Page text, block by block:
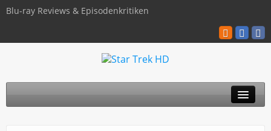
Blu-ray Reviews & Episodenkritiken